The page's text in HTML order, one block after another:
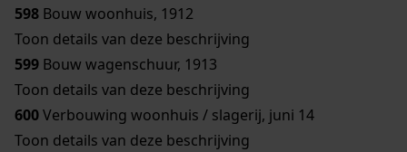
598 Bouw woonhuis, 1912
Toon details van deze beschrijving
599 Bouw wagenschuur, 1913
Toon details van deze beschrijving
600Verbouwing woonhuis / slagerij, juni 14
Toon details van deze beschrijving